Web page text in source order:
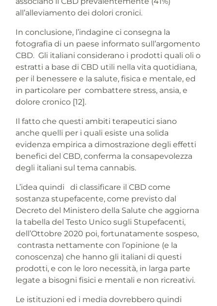
all’alleviamento dei dolori cronici.
In conclusione, l’indagine ci consegna la
fotografia di un paese informato sull’argomento
CBD. Gli italiani considerano i prodotti quali oli o
estratti a base di CBD utili nella vita quotidiana,
per il benessere e la salute, fisica e mentale, ed
in particolare per combattere stress, ansia, e
dolore cronico [12].
Il fatto che questi ambiti terapeutici siano
anche quelli per i quali esiste una solida
evidenza empirica a dimostrazione degli effetti
benefici del CBD, conferma la consapevolezza
degli italiani sul tema cannabis.
L’idea quindi di classificare il CBD come
sostanza stupefacente, come previsto dal
Decreto del Ministero della Salute che aggiorna
la tabella del Testo Unico sugli Stupefacenti,
dell’Ottobre 2020 poi, fortunatamente sospeso,
contrasta nettamente con l’opinione (e la
conoscenza) che hanno gli italiani di questi
prodotti, e con le loro necessità, in larga parte
legate a bisogni fisici e mentali e non ricreativi.
Le istituzioni ed i media dovrebbero quindi